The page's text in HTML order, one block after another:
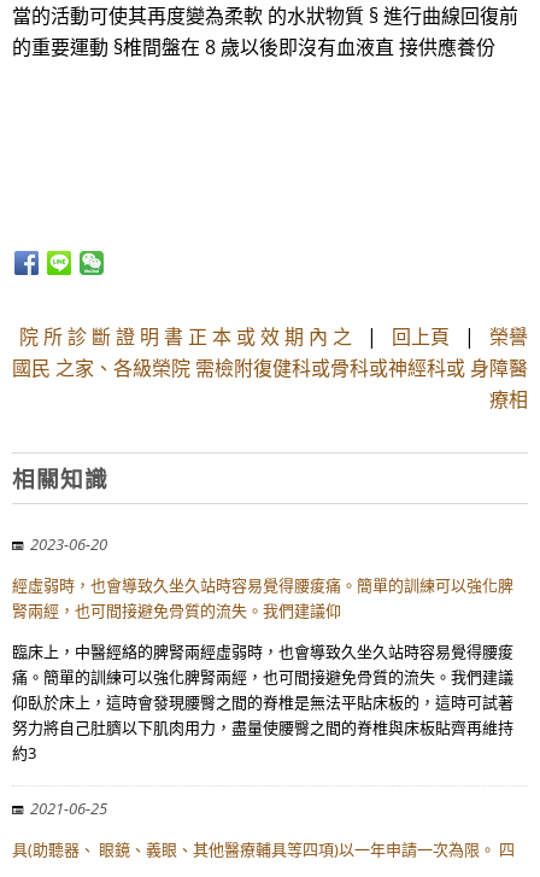
當的活動可使其再度變為柔軟 的水狀物質 § 進行曲線回復前
的重要運動 §椎間盤在 8 歲以後即沒有血液直 接供應養份
院 所 診 斷 證 明 書 正 本 或 效 期 內 之 | 回上頁 | 榮譽
國民 之家、各級榮院 需檢附復健科或骨科或神經科或 身障醫
療相
相關知識
2023-06-20
經虛弱時，也會導致久坐久站時容易覺得腰痠痛。簡單的訓練可以強化脾
腎兩經，也可間接避免骨質的流失。我們建議仰
臨床上，中醫經絡的脾腎兩經虛弱時，也會導致久坐久站時容易覺得腰痠
痛。簡單的訓練可以強化脾腎兩經，也可間接避免骨質的流失。我們建議
仰臥於床上，這時會發現腰臀之間的脊椎是無法平貼床板的，這時可試著
努力將自己肚臍以下肌肉用力，盡量使腰臀之間的脊椎與床板貼齊再維持
約3
2021-06-25
具(助聽器、 眼鏡、義眼、其他醫療輔具等四項)以一年申請一次為限。 四